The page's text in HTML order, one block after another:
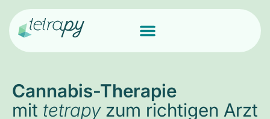
Cannabis-Therapie
mit tetrapyzum richtigen Arzt